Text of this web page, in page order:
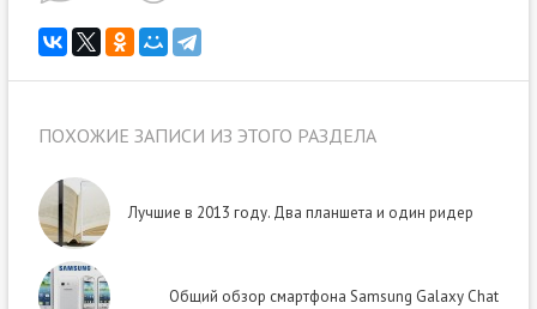
ПОХОЖИЕ ЗАПИСИ ИЗ ЭТОГО РАЗДЕЛА
Лучшие в 2013 году. Два планшета и один ридер
Общий обзор смартфона Samsung Galaxy Chat